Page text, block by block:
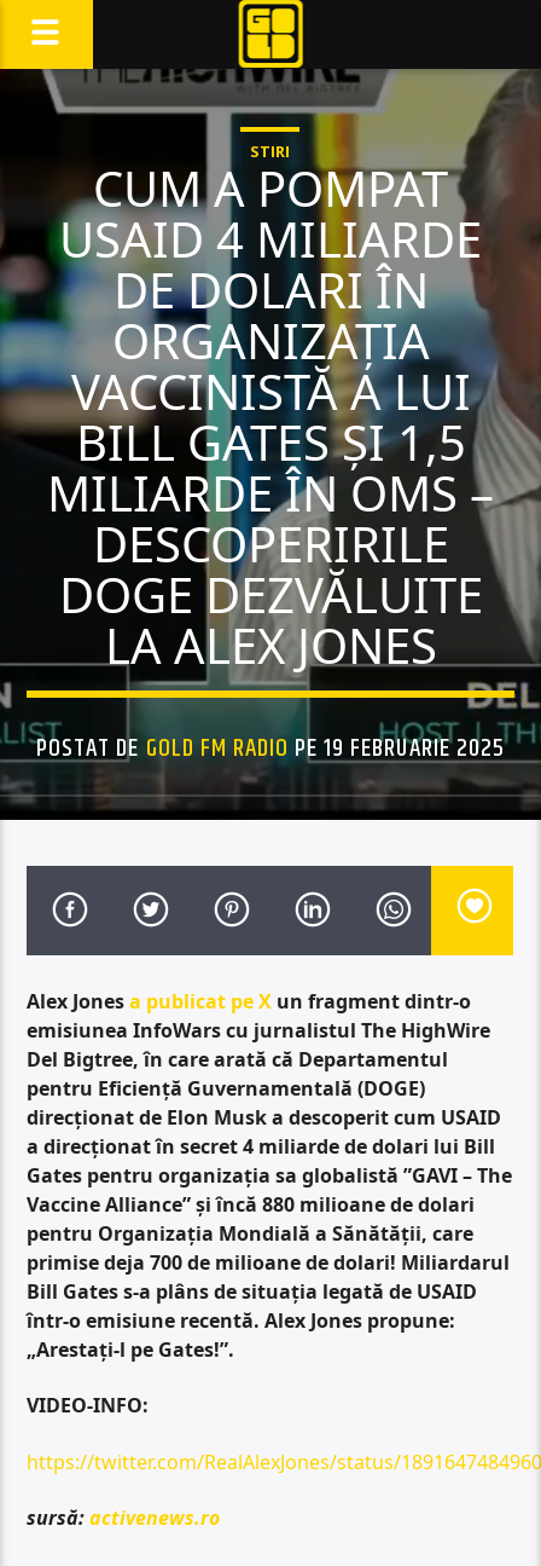
STIRI
CUM A POMPAT
USAID 4 MILIARDE
DE DOLARI ÎN
ORGANIZAȚIA
VACCINISTĂ A LUI
BILL GATES ȘI 1,5
MILIARDE ÎN OMS –
DESCOPERIRILE
DOGE DEZVĂLUITE
LA ALEX JONES
POSTAT DE GOLD FM RADIO PE 19 FEBRUARIE 2025
Alex Jonesa publicat pe X un fragment dintr-o
emisiunea InfoWars cu jurnalistul The HighWire
Del Bigtree, în care arată că Departamentul
pentru Eficiență Guvernamentală (DOGE)
direcționat de Elon Musk a descoperit cum USAID
a direcționat în secret 4 miliarde de dolari lui Bill
Gates pentru organizația sa globalistă ”GAVI – The
Vaccine Alliance” și încă 880 milioane de dolari
pentru Organizația Mondială a Sănătății, care
primise deja 700 de milioane de dolari! Miliardarul
Bill Gates s-a plâns de situația legată de USAID
într-o emisiune recentă. Alex Jones propune:
„Arestați-l pe Gates!”.
VIDEO-INFO:
https://twitter.com/RealAlexJones/status/
sursă:activenews.ro